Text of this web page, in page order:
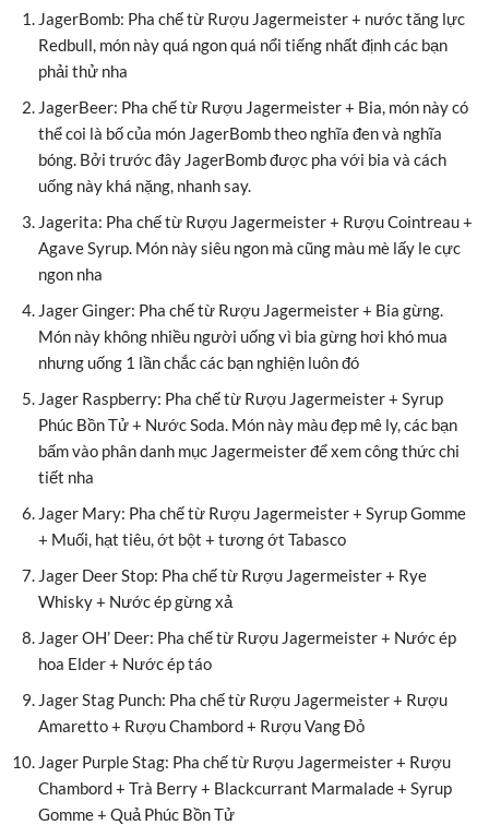
JagerBomb: Pha chế từ Rượu Jagermeister + nước tăng lực
Redbull, món này quá ngon quá nổi tiếng nhất định các bạn
phải thử nha
JagerBeer: Pha chế từ Rượu Jagermeister + Bia, món này có
thể coi là bố của món JagerBomb theo nghĩa đen và nghĩa
bóng. Bởi trước đây JagerBomb được pha với bia và cách
uống này khá nặng, nhanh say.
Jagerita: Pha chế từ Rượu Jagermeister + Rượu Cointreau +
Agave Syrup. Món này siêu ngon mà cũng màu mè lấy le cực
ngon nha
Jager Ginger: Pha chế từ Rượu Jagermeister + Bia gừng.
Món này không nhiều người uống vì bia gừng hơi khó mua
nhưng uống 1 lần chắc các bạn nghiện luôn đó
Jager Raspberry: Pha chế từ Rượu Jagermeister + Syrup
Phúc Bồn Tử + Nước Soda. Món này màu đẹp mê ly, các bạn
bấm vào phân danh mục Jagermeister để xem công thức chi
tiết nha
Jager Mary: Pha chế từ Rượu Jagermeister + Syrup Gomme
+ Muối, hạt tiêu, ớt bột + tương ớt Tabasco
Jager Deer Stop: Pha chế từ Rượu Jagermeister + Rye
Whisky + Nước ép gừng xả
Jager OH’ Deer: Pha chế từ Rượu Jagermeister + Nước ép
hoa Elder + Nước ép táo
Jager Stag Punch: Pha chế từ Rượu Jagermeister + Rượu
Amaretto + Rượu Chambord + Rượu Vang Đỏ
Jager Purple Stag: Pha chế từ Rượu Jagermeister + Rượu
Chambord + Trà Berry + Blackcurrant Marmalade + Syrup
Gomme + Quả Phúc Bồn Tử